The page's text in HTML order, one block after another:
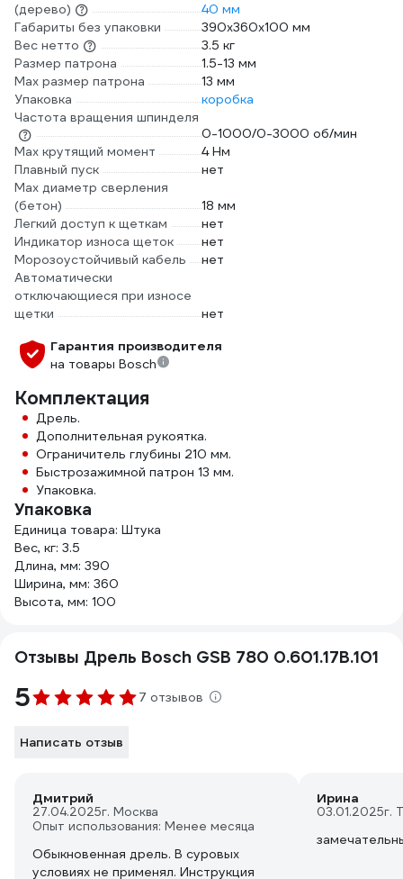
(дерево)
40 мм
Габариты без упаковки
390х360х100 мм
Вес нетто
3.5 кг
Размер патрона
1.5-13 мм
Max размер патрона
13 мм
Упаковка
коробка
Частота вращения шпинделя
0-1000/0-3000 об/мин
Max крутящий момент
4 Нм
Плавный пуск
нет
Мах диаметр сверления
(бетон)
18 мм
Легкий доступ к щеткам
нет
Индикатор износа щеток
нет
Морозоустойчивый кабель
нет
Автоматически
отключающиеся при износе
щетки
нет
Гарантия производителя
на товары Bosch
Комплектация
Дрель.
Дополнительная рукоятка.
Ограничитель глубины 210 мм.
Быстрозажимной патрон 13 мм.
Упаковка.
Упаковка
Единица товара: Штука
Вес, кг: 3.5
Длина, мм: 390
Ширина, мм: 360
Высота, мм: 100
Отзывы Дрель Bosch GSB 780 0.601.17B.101
5 7 отзывов
Написать отзыв
Дмитрий
27.04.2025г. Москва
Опыт использования: Менее месяца
Обыкновенная дрель. В суровых
условиях не применял. Инструкция
Ирина
03.01.2025г.